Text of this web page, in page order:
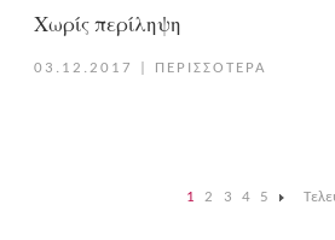
Χωρίς περίληψη
03.12.2017 ΠΕΡΙΣΣΟΤΕΡΑ
1 2 3 4 5